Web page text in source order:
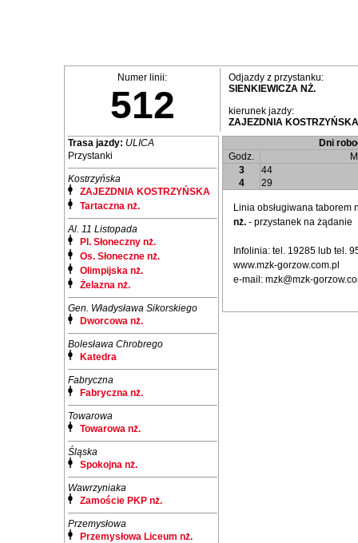
Numer linii:
512
Odjazdy z przystanku:
SIENKIEWICZA NŻ.
kierunek jazdy:
ZAJEZDNIA KOSTRZYŃSKA
Trasa jazdy: ULICA
Przystanki
Kostrzyńska
ZAJEZDNIA KOSTRZYŃSKA
Tartaczna nż.
Al. 11 Listopada
Pl. Słoneczny nż.
Os. Słoneczne nż.
Olimpijska nż.
Żelazna nż.
Gen. Władysława Sikorskiego
Dworcowa nż.
Bolesława Chrobrego
Katedra
Fabryczna
Fabryczna nż.
Towarowa
Towarowa nż.
Śląska
Spokojna nż.
Wawrzyniaka
Zamoście PKP nż.
Przemysłowa
Przemysłowa Liceum nż.
Dni
Godz.
3
44
4
29
Linia obsługiwana taborem
nż. - przystanek na żądanie
Infolinia: tel. 19285 lub tel.
www.mzk-gorzow.com.pl
e-mail: mzk@mzk-